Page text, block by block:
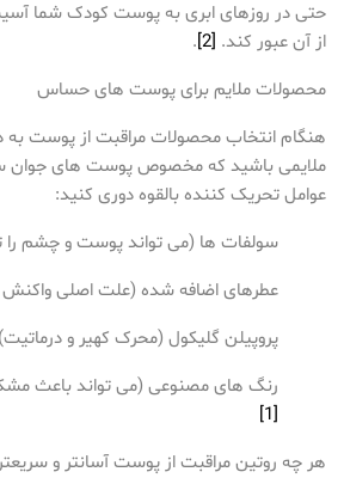
از آن عبور کند. [2]
.
محصولات ملایم برای پوست های حساس
هنگام انتخاب محصولات مراقبت از پوست به
ملایمی باشید که مخصوص پوست های جوان
عوامل تحریک کننده بالقوه دوری کنید:
سولفات ها (می تواند پوست و چشم را
عطرهای اضافه شده (علت اصلی واکنش
پروپیلن گلیکول (محرک کهیر و درماتیت)
رنگ های مصنوعی (می تواند باعث
[1]
هر چه روتین مراقبت از پوست آسانتر و